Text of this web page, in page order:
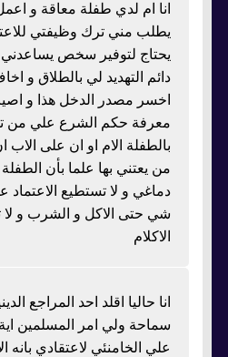
انا ام لدي طفلة معاقة و
يطلب مني ترك وظيفتي
يحتاج لتوفير سخص يساعدني
دائم التهديد لي بالطلاق و
اخسر مصدر الدخل هذا و اصير
معرفة حكم الشرع علي من
بالطفلة الام او ان على الاب
من يعتني بها علما بأن
دماغي و لا تستطيع
شي حتى الاكل و الشرب و لا
الاكلام
انا حاليا اقلد احد المراجع
سماحة ولي امر المسلمين
علي الخامنئي لاعتقادي بانه